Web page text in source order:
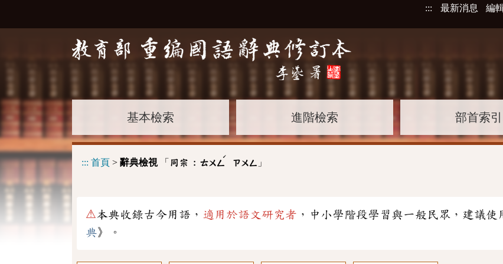
::: 最新消息 編
基本檢索 進階檢索 部首索引
::: 首頁 > 辭典檢視「 同宗 : ㄊㄨㄥ
ˊ
ㄗㄨㄥ 」
⚠本典收錄古今用語， 適用於語文研究者 ，中小學階段學習與一般民眾，建議使
典》。